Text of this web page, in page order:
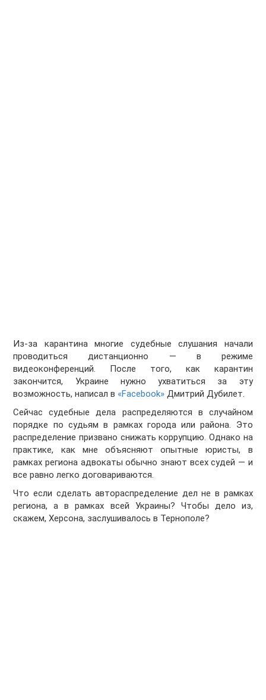
Из-за карантина многие судебные слушания начали
проводиться дистанционно — в режиме
видеоконференций. После того, как карантин
закончится, Украине нужно ухватиться за эту
возможность, написал в «Facebook» Дмитрий Дубилет.
Сейчас судебные дела распределяются в случайном
порядке по судьям в рамках города или района. Это
распределение призвано снижать коррупцию. Однако на
практике, как мне объясняют опытные юристы, в
рамках региона адвокаты обычно знают всех судей — и
все равно легко договариваются.
Что если сделать автораспределение дел не в рамках
региона, а в рамках всей Украины? Чтобы дело из,
скажем, Херсона, заслушивалось в Тернополе?